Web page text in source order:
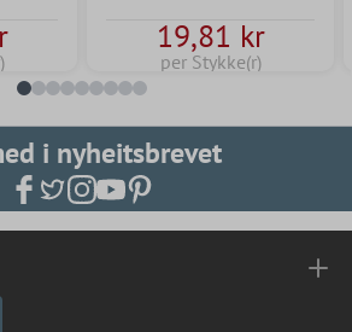
19,81 kr
per Stykke(r)
i nyheitsbrevet